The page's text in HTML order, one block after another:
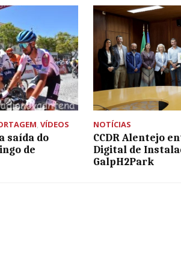
, VÍDEOS
saída do
de
NOTÍCIAS
CCDR Alentejo
Digital de
GalpH2Park